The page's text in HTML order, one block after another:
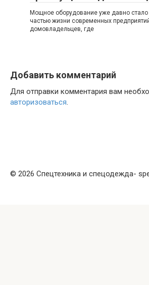
Мощное оборудование уже давно
частью жизни современных
домовладельцев, где
Добавить комментарий
Для отправки комментария вам
авторизоваться.
© 2026 Спецтехника и спецодежда-